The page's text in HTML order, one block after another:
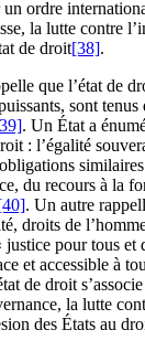
ordre
la lutte contre
de droit[38].
que l’état de
sont tenus
. Un État a
: l’égalité
du recours à la
. Un autre
droits de
pour tous et
et accessible à
de droit
la lutte
des États au